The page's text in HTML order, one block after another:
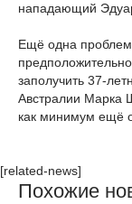
нападающий
Ещё одна
заполучить 37-
Австралии Марка
как минимум ещё
[related-news]
Похожие